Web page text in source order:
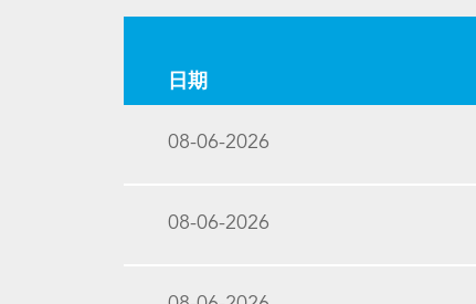
日期
08-06-2026
08-06-2026